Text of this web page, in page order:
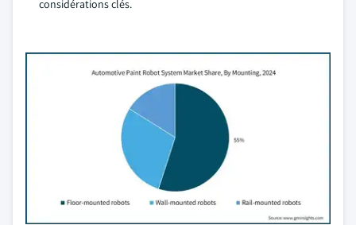
considérations clés.